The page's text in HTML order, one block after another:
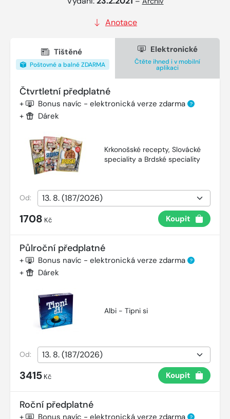
Anotace
Tištěné
Poštovné a balné ZDARMA
Elektronické
Čtěte ihned i v mobilní
aplikaci
Čtvrtletní předplatné
+ Bonus navíc - elektronická verze zdarma ?
+ Dárek
Krkonošské recepty, Slovácké
speciality a Brdské speciality
Od:
1708 Kč Koupit
Půlroční předplatné
+ Bonus navíc - elektronická verze zdarma ?
+ Dárek
Albi - Tipni si
Od:
3415 Kč Koupit
Roční předplatné
+ Bonus navíc - elektronická verze zdarma ?